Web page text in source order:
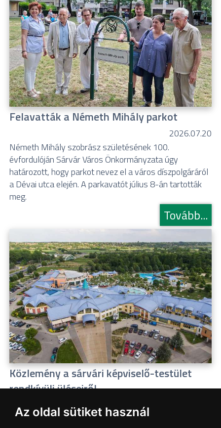
Az oldal sütiket használ
Felavatták a Németh Mihály parkot
2026.07.20
Németh Mihály szobrász születésének 100.
évfordulóján Sárvár Város Önkormányzata úgy
határozott, hogy parkot nevez el a város díszpolgáráról
a Dévai utca elején. A parkavatót július 8-án tartották
meg.
Tovább...
Közlemény a sárvári képviselő-testület
rendkívüli üléseiről
A sárvári képviselő-testület július 13-án és 16-án is